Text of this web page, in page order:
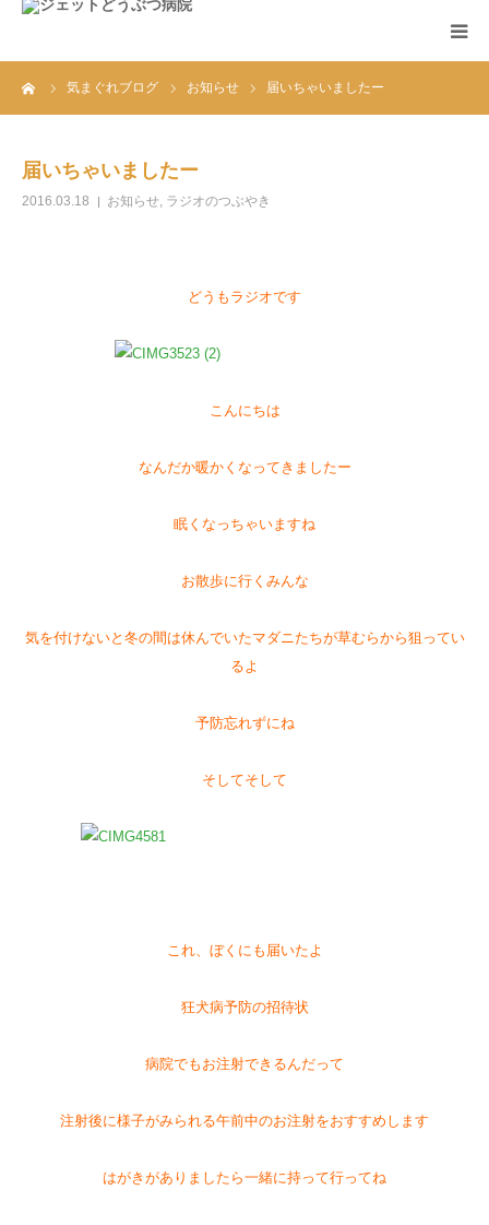
気まぐれブログ お知らせ 届いちゃいましたー
届いちゃいましたー
2016.03.18 お知らせ, ラジオのつぶやき
どうもラジオです
こんにちは
なんだか暖かくなってきましたー
眠くなっちゃいますね
お散歩に行くみんな
気を付けないと冬の間は休んでいたマダニたちが草むらから狙ってい
るよ
予防忘れずにね
そしてそして
これ、ぼくにも届いたよ
狂犬病予防の招待状
病院でもお注射できるんだって
注射後に様子がみられる午前中のお注射をおすすめします
はがきがありましたら一緒に持って行ってね
ホーム